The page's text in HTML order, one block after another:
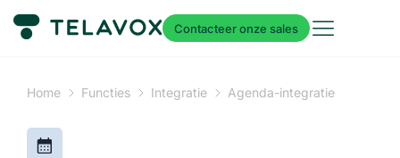
Contacteer onze sales
Home Functies Integratie Agenda-integratie